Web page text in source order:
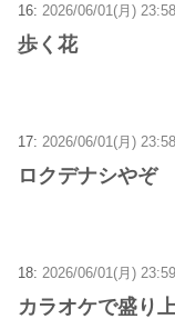
16: 2026/06/01(月)
歩く花
17: 2026/06/01(月)
ロクデナシやぞ
18: 2026/06/01(月)
カラオケで盛り